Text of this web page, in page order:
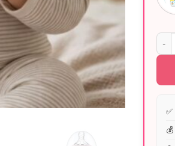
✅
💰